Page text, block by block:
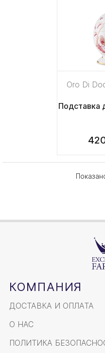
Oro Di
Подставка
КОМПАНИЯ
ДОСТАВКА И ОПЛАТА
О НАС
ПОЛИТИКА